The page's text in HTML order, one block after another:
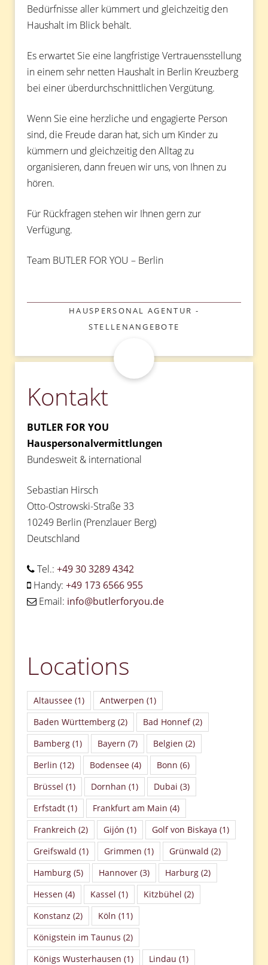
Bedürfnisse aller kümmert und gleichzeitig den
Haushalt im Blick behält.
Es erwartet Sie eine langfristige Vertrauensstellung
in einem sehr netten Haushalt in Berlin Kreuzberg
bei einer überdurchschnittlichen Vergütung.
Wenn Sie eine herzliche und engagierte Person
sind, die Freude daran hat, sich um Kinder zu
kümmern und gleichzeitig den Alltag zu
organisieren, dann freuen wir uns, von Ihnen zu
hören.
Für Rückfragen stehen wir Ihnen gern zur
Verfügung.
Team BUTLER FOR YOU – Berlin
KATEGORIEN
HAUSPERSONAL AGENTUR -
STELLENANGEBOTE
Kontakt
BUTLER FOR YOU
Hauspersonalvermittlungen
Bundesweit & international
Sebastian Hirsch
Otto-Ostrowski-Straße 33
10249 Berlin (Prenzlauer Berg)
Deutschland
Tel.: +49 30 3289 4342
Handy: +49 173 6566 955
Email: info@butlerforyou.de
Locations
Altaussee (1) Antwerpen (1)
Baden Württemberg (2) Bad Honnef(2)
Bamberg (1) Bayern (7) Belgien (2)
Berlin (12) Bodensee (4) Bonn (6)
Brüssel (1) Dornhan (1) Dubai (3)
Erfstadt (1) Frankfurt am Main (4)
Frankreich (2) Gijón (1) Golf von Biskaya (1)
Greifswald (1) Grimmen (1) Grünwald (2)
Hamburg (5) Hannover (3) Harburg (2)
Hessen (4) Kassel (1) Kitzbühel (2)
Konstanz (2) Köln (11)
Königstein im Taunus (2)
Königs Wusterhausen (1) Lindau (1)